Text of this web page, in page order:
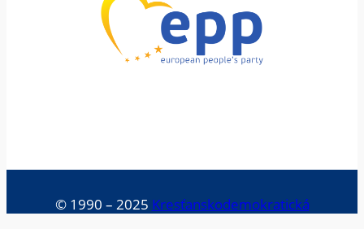
© 1990 – 2025 Kresťanskodemokratická